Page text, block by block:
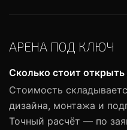
АРЕНА ПОД КЛЮЧ
Сколько стоит открыть
Стоимость
дизайна, монтажа и
Точный расчёт — по